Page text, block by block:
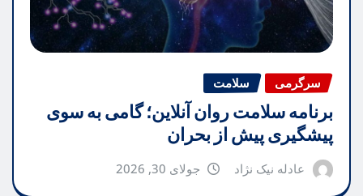
سرگرمی سلامت
برنامه سلامت روان آنلاین؛ گامی به سوی
پیشگیری پیش از بحران
عادله نیک نژاد جولای 30, 2026